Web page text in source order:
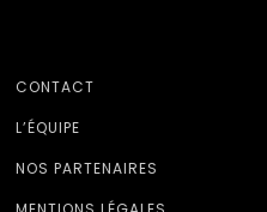
CONTACT
L’ÉQUIPE
NOS PARTENAIRES